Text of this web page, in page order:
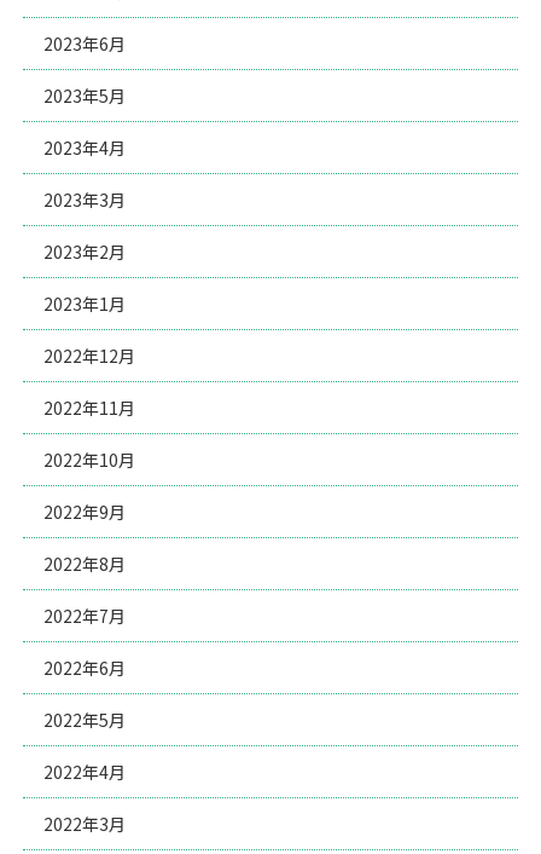
2023年6月
2023年5月
2023年4月
2023年3月
2023年2月
2023年1月
2022年12月
2022年11月
2022年10月
2022年9月
2022年8月
2022年7月
2022年6月
2022年5月
2022年4月
2022年3月